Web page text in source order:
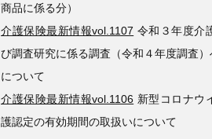
商品に係る分）
介護保険最新情報vol.1107 令和３年度介
び調査研究に係る調査（令和４年度調査）
について
介護保険最新情報vol.1106 新型コロナウ
護認定の有効期間の取扱いについて